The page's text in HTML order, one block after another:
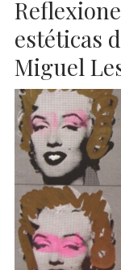
estéticas
Miguel